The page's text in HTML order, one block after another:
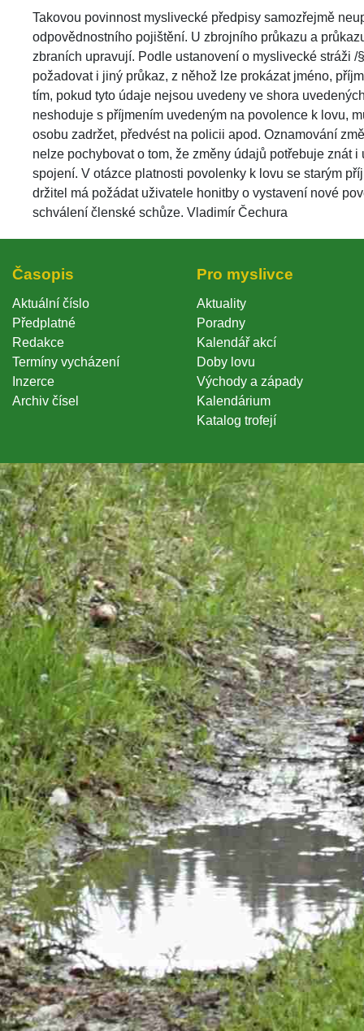
Takovou povinnost myslivecké předpisy samozřejmě
odpovědnostního pojištění. U zbrojního průkazu a
zbraních upravují. Podle ustanovení o myslivecké stráži
požadovat i jiný průkaz, z něhož lze prokázat jméno,
tím, pokud tyto údaje nejsou uvedeny ve shora
neshoduje s příjmením uvedeným na povolence k lovu,
osobu zadržet, předvést na policii apod. Oznamování
nelze pochybovat o tom, že změny údajů potřebuje znát
pojení. V otázce platnosti povolenky k lovu se starým
držitel má požádat uživatele honitby o vystavení nové
chválení členské schůze. Vladimír Čechura
Časopi
Aktuální číslo
Předplatné
Redakce
Termíny vycházení
Inzerce
Archiv čísel
Pro myslivce
Aktuality
Poradny
Kalendář akcí
Doby lovu
Východy a západy
Kalendárium
Katalog trofejí